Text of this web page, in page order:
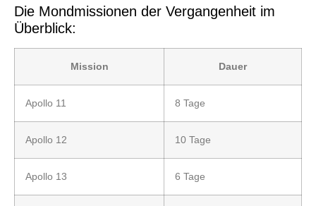
Die Mondmissionen der Vergangenheit im
Überblick:
Mission Dauer
Apollo 11 8 Tage
Apollo 12 10 Tage
Apollo 13 6 Tage